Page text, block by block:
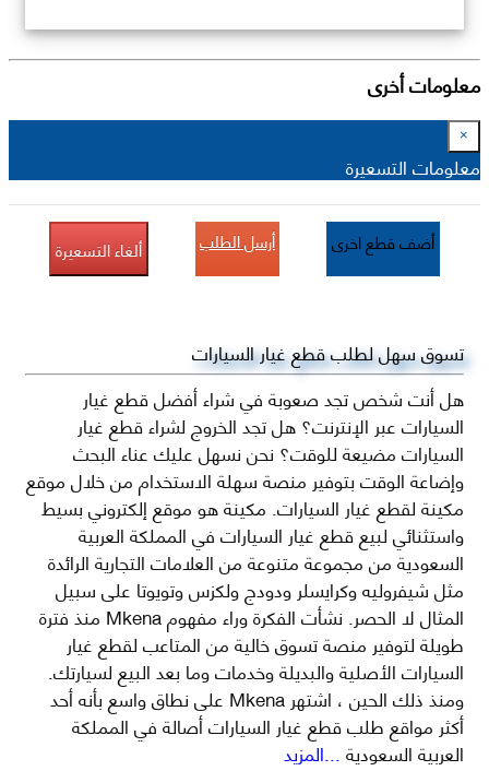
معلومات أخرى
×
معلومات التسعيرة
أضف قطع اخرى أرسل الطلب ألغاء التسعيرة
تسوق سهل لطلب قطع غيار السيارات
هل أنت شخص تجد صعوبة في شراء أفضل قطع غيار
السيارات عبر الإنترنت؟ هل تجد الخروج لشراء قطع غيار
السيارات مضيعة للوقت؟ نحن نسهل عليك عناء البحث
وإضاعة الوقت بتوفير منصة سهلة الاستخدام من خلال موقع
مكينة لقطع غيار السيارات. مكينة هو موقع إلكتروني بسيط
واستثنائي لبيع قطع غيار السيارات في المملكة العربية
السعودية من مجموعة متنوعة من العلامات التجارية الرائدة
مثل شيفروليه وكرايسلر ودودج ولكزس وتويوتا على سبيل
المثال لا الحصر. نشأت الفكرة وراء مفهوم Mkena منذ فترة
طويلة لتوفير منصة تسوق خالية من المتاعب لقطع غيار
السيارات الأصلية والبديلة وخدمات وما بعد البيع لسيارتك.
ومنذ ذلك الحين ، اشتهر Mkena على نطاق واسع بأنه أحد
أكثر مواقع طلب قطع غيار السيارات أصالة في المملكة
العربية السعودية...المزيد